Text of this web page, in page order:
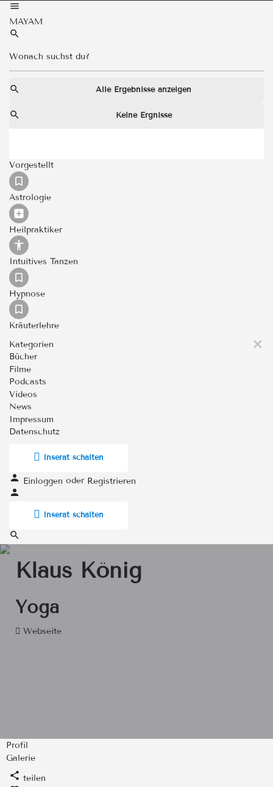
MAYAM
Alle Ergebnisse anzeigen
Keine Ergnisse
Vorgestellt
Astrologie
Heilpraktiker
Intuitives Tanzen
Hypnose
Kräuterlehre
Kategorien
Bücher
Filme
Podcasts
Videos
News
Impressum
Datenschutz
Inserat schalten
Einloggen oder Registrieren
Inserat schalten
Klaus König
Yoga
Webseite
Profil
Galerie
teilen